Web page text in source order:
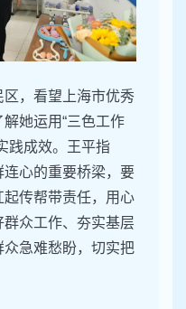
，看望上海市优秀
她运用“三色工作
践成效。王平指
心的重要桥梁，要
传帮带责任，用心
众工作、夯实基层
急难愁盼，切实把